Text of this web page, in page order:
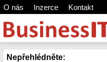
O nás Inzerce Kontakt
Nepřehlédněte: